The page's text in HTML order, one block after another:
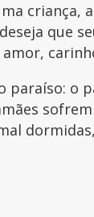
criança,
que
paraíso: o